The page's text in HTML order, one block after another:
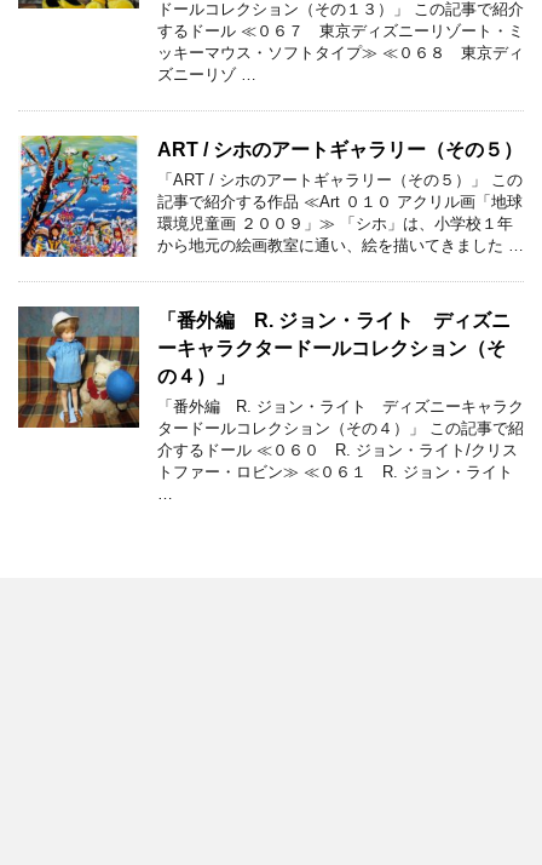
ドールコレクション（その１３）」 この記事で紹介
するドール ≪０６７ 東京ディズニーリゾート・ミ
ッキーマウス・ソフトタイプ≫ ≪０６８ 東京ディ
ズニーリゾ …
ART / シホのアートギャラリー（その５）
「ART / シホのアートギャラリー（その５）」 この
記事で紹介する作品 ≪Art ０１０ アクリル画「地球
環境児童画 ２００９」≫ 「シホ」は、小学校１年
から地元の絵画教室に通い、絵を描いてきました …
「番外編 R. ジョン・ライト ディズニ
ーキャラクタードールコレクション（そ
の４）」
「番外編 R. ジョン・ライト ディズニーキャラク
タードールコレクション（その４）」 この記事で紹
介するドール ≪０６０ R. ジョン・ライト/クリス
トファー・ロビン≫ ≪０６１ R. ジョン・ライト
…